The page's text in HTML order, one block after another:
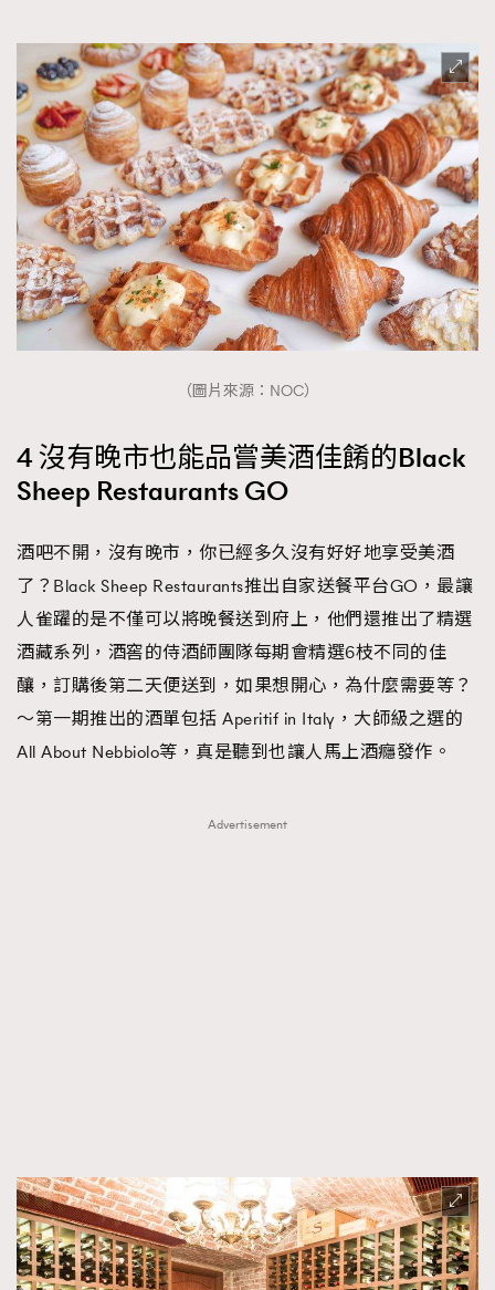
（圖片來源：NOC）
4 沒有晚市也能品嘗美酒佳餚的Black
Sheep Restaurants GO
酒吧不開，沒有晚市，你已經多久沒有好好地享受美酒
了？Black Sheep Restaurants推出自家送餐平台GO，最讓
人雀躍的是不僅可以將晚餐送到府上，他們還推出了精選
酒藏系列，酒窖的侍酒師團隊每期會精選6枝不同的佳
釀，訂購後第二天便送到，如果想開心，為什麼需要等？
〜第一期推出的酒單包括 Aperitif in Italy，大師級之選的
All About Nebbiolo等，真是聽到也讓人馬上酒癮發作。
Advertisement